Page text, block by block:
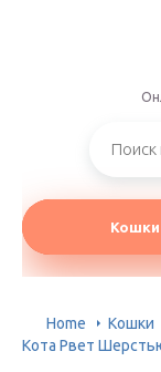
Кошки
Home
Кошки
Кота Рвет